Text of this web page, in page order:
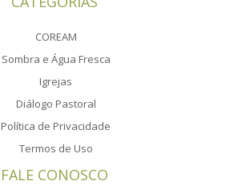
COREAM
Sombra e Água Fresca
Igrejas
Diálogo Pastoral
Política de Privacidade
Termos de Uso
FALE CONOSCO